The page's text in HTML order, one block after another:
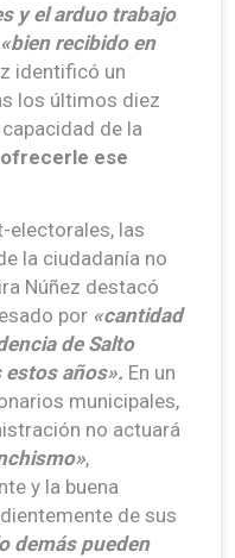
y el arduo trabajo
recibido en
identificó un
los últimos diez
de la
ese
electorales, las
la ciudadanía no
Núñez destacó
por «cantidad
de Salto
años». En un
municipales,
no actuará
,
y la buena
de sus
demás pueden